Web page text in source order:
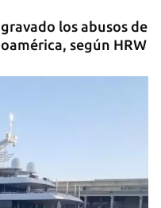
los abusos de
según HRW